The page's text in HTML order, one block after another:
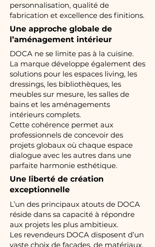
personnalisation, qualité de
fabrication et excellence des finitions.
Une approche globale de
l’aménagement intérieur
DOCA ne se limite pas à la cuisine.
La marque développe également des
solutions pour les espaces living, les
dressings, les bibliothèques, les
meubles sur mesure, les salles de
bains et les aménagements
intérieurs complets.
Cette cohérence permet aux
professionnels de concevoir des
projets globaux où chaque espace
dialogue avec les autres dans une
parfaite harmonie esthétique.
Une liberté de création
exceptionnelle
L’un des principaux atouts de DOCA
réside dans sa capacité à répondre
aux projets les plus ambitieux.
Les revendeurs DOCA disposent d’un
vaste choix de façades, de matériaux,